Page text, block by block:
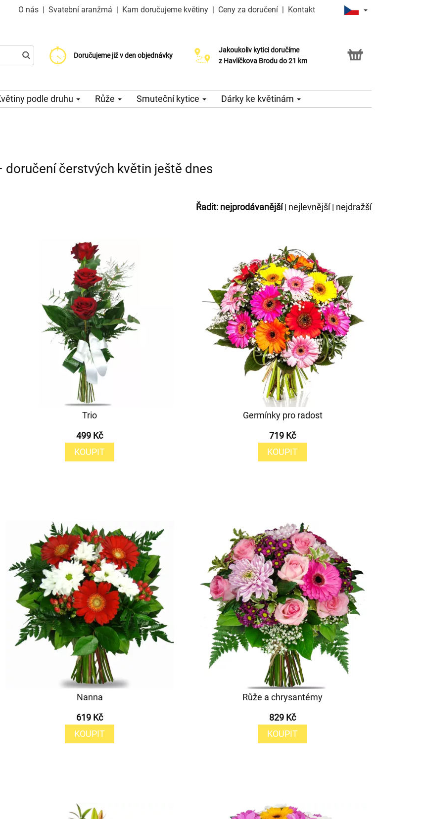
O nás | Svatební aranžmá | Kam doručujeme květiny | Ceny za doručení | Kontakt
Doručujeme již v den objednávky
Doručujeme již od 99 Kč
Možný výběr času a dne doručení
Jakoukoliv kytici doručíme
z Havlíčkova Brodu do 21 km
Možnost vyzvednout v naší květince
podle druhu Růže Smuteční kytice Dárky ke květinám
doručení čerstvých květin ještě dnes
Řadit: nejprodávanější| nejlevnější| nejdražší
Trio
499 Kč
KOUPIT
Germínky pro radost
719 Kč
KOUPIT
Nanna
619 Kč
KOUPIT
Růže a chrysantémy
829 Kč
KOUPIT